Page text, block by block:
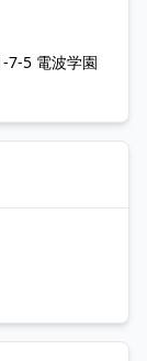
7-5 電波学園